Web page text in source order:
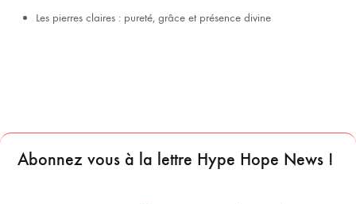
Les pierres claires : pureté, grâce et présence divine
Abonnez vous à la lettre Hype Hope News !